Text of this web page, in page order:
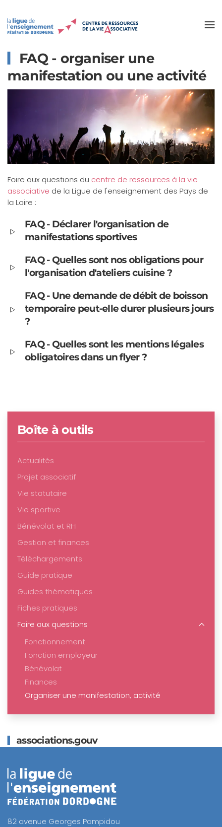
Accéder au contenu principal
FAQ - organiser une
manifestation ou une activité
Foire aux questions du centre de ressources à la vie
associative de la Ligue de l'enseignement des Pays de
la Loire :
FAQ - Déclarer l'organisation de
manifestations sportives
FAQ - Quelles sont nos obligations pour
l'organisation d'ateliers cuisine ?
FAQ - Une demande de débit de boisson
temporaire peut-elle durer plusieurs jours
?
FAQ - Quelles sont les mentions légales
obligatoires dans un flyer ?
Boîte à outils
Actualités
Projet associatif
Vie statutaire
Vie sportive
Bénévolat et RH
Gestion et finances
Téléchargements
Guide pratique
Guides thématiques
Fiches pratiques
Foire aux questions
Fonctionnement
Fonction employeur
Bénévolat
Finances
Organiser une manifestation, activité
associations.gouv
82 avenue Georges Pompidou